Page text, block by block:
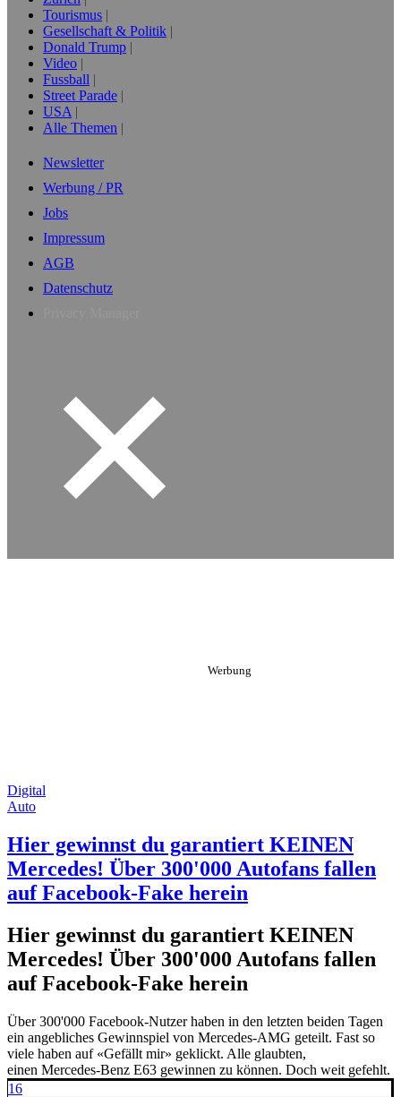
Tourismus
Gesellschaft & Politik
Donald Trump
Video
Fussball
Street Parade
USA
Alle Themen
Newsletter
Werbung / PR
Jobs
Impressum
AGB
Datenschutz
Digital
Auto
Hier gewinnst du garantiert KEINEN
Mercedes! Über 300'000 Autofans fallen
auf Facebook-Fake herein
Hier gewinnst du garantiert KEINEN
Mercedes! Über 300'000 Autofans fallen
auf Facebook-Fake herein
Über 300'000 Facebook-Nutzer haben in den letzten beiden Tagen
ein angebliches Gewinnspiel von Mercedes-AMG geteilt. Fast so
viele haben auf «Gefällt mir» geklickt. Alle glaubten,
einen Mercedes-Benz E63 gewinnen zu können. Doch weit gefehlt.
16